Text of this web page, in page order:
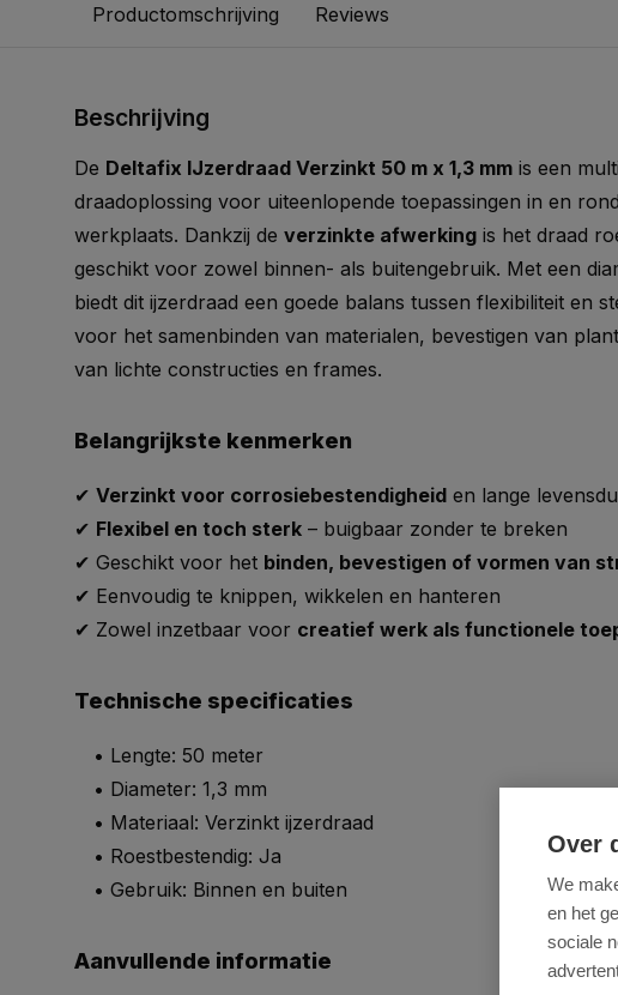
Productomschrijving Reviews
Beschrijving
De Deltafix IJzerdraad Verzinkt 50 m x 1,3 mm is een
draadoplossing voor uiteenlopende toepassingen in en
werkplaats. Dankzij de verzinkte afwerking is het draad
geschikt voor zowel binnen- als buitengebruik. Met een
biedt dit ijzerdraad een goede balans tussen flexibiliteit en
voor het samenbinden van materialen, bevestigen van
van lichte constructies en frames.
Belangrijkste kenmerken
✔ Verzinkt voor corrosiebestendigheid en lange
✔ Flexibel en toch sterk – buigbaar zonder te breken
✔ Geschikt voor het binden, bevestigen of vormen van
✔ Eenvoudig te knippen, wikkelen en hanteren
✔ Zowel inzetbaar voor creatief werk als functionele
Technische specificaties
• Lengte: 50 meter
• Diameter: 1,3 mm
• Materiaal: Verzinkt ijzerdraad
• Roestbestendig: Ja
• Gebruik: Binnen en buiten
Aanvullende informatie
Over
We
en het
sociale